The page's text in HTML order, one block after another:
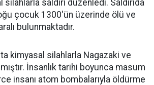
saldırı düzenledi. Saldırıda
çocuk 1300'ün üzerinde ölü ve
bulunmaktadır.
kimyasal silahlarla Nagazaki ve
İnsanlık tarihi boyunca masum
insanı atom bombalarıyla öldürme